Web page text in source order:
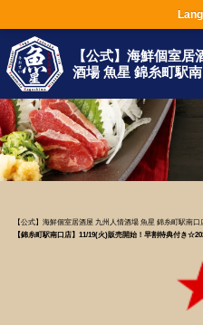
【公式】海鮮個室居
酒場 魚星 錦糸町駅
【公式】海鮮個室居酒屋 九州人情酒場 魚星 錦糸町駅南口
【錦糸町駅南口店】11/19(火)販売開始！早割特典付き